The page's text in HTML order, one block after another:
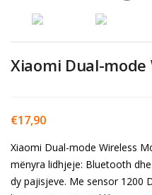
Xiaomi Dual-mode
€17,90
Xiaomi Dual-mode Wireless
mënyra lidhjeje: Bluetooth
dy pajisjeve. Me sensor 1200